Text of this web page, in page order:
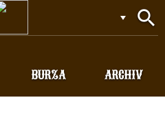
search
BURZA ARCHIV